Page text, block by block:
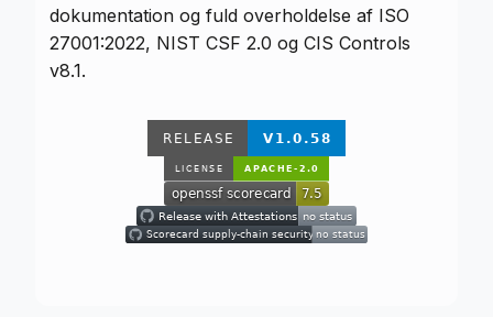
dokumentation og fuld overholdelse af ISO
27001:2022, NIST CSF 2.0 og CIS Controls
v8.1.